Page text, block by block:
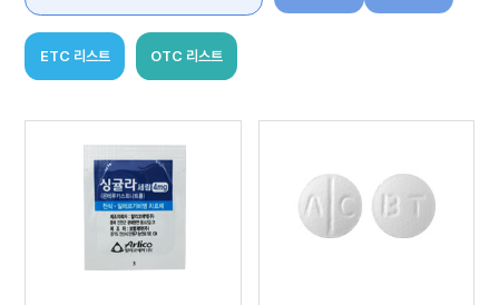
ETC 리스트 OTC 리스트